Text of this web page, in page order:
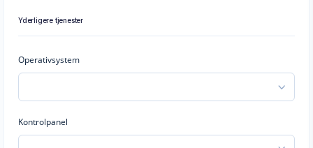
Yderligere tjenester
Operativsystem
Kontrolpanel